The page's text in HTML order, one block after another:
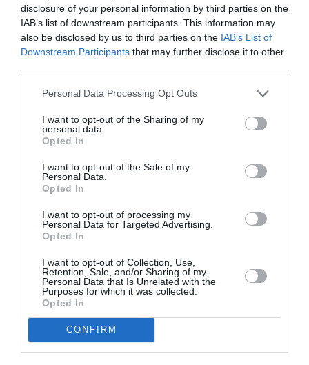
disclosure of your personal information by third parties on the
IAB’s list of downstream participants. This information may
also be disclosed by us to third parties on the IAB’s List of
Downstream Participants that may further disclose it to other
Personal Data Processing Opt Outs
I want to opt-out of the Sharing of my
personal data.
Opted In
I want to opt-out of the Sale of my
Personal Data.
Opted In
I want to opt-out of processing my
Personal Data for Targeted Advertising.
Opted In
I want to opt-out of Collection, Use,
Retention, Sale, and/or Sharing of my
Personal Data that Is Unrelated with the
Purposes for which it was collected.
Opted In
CONFIRM
fondurile europene, care sunt utile, să găsim și
resurse naționale pentru a putea să stimulăm
repatrierea, începutul sau continuarea unui business.
Am cunoscut mulți oameni de afaceri din Italia, din
Anglia, românii, care au început să aibă afaceri
Eu cred că nu este obligatoriu să închidă în Italia sau
Anglia și în Italia ca să deschidă business și în
România. Deci cred că trebuie să venim cu
un pic mai modernă, cu privire la ceea ce înseamnă
să acorzisprijinul unui antreprenor
Sunt foarte mulți români care lucrează în ospitalitate,
foarte mulți care lucrează în agroturismul din Italia.
Sunt mulți care s-au întors acasă și au o pensiune de
mare succes. De aceea, cred că, pe lângă banii
europeni,să punem și bani românești